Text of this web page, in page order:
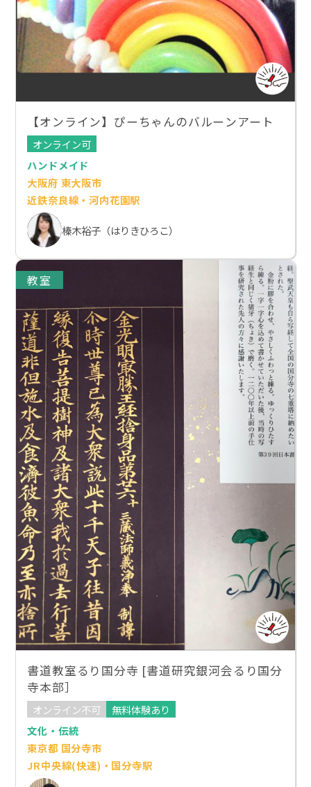
【オンライン】ぴーちゃんのバルーンアート
オンライン可
ハンドメイド
大阪府 東大阪市
近鉄奈良線・河内花園駅
榛木裕子（はりきひろこ）
教室
書道教室るり国分寺 [書道研究銀河会るり国分
寺本部］
オンライン不可
無料体験あり
文化・伝統
東京都 国分寺市
JR中央線(快速)・国分寺駅